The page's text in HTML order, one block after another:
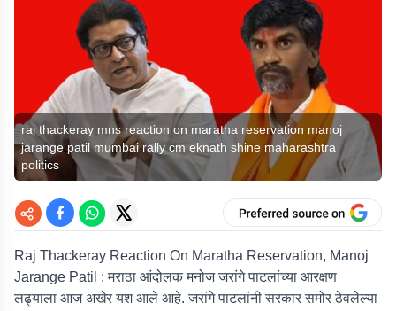
raj thackeray mns reaction on maratha reservation manoj
jarange patil mumbai rally cm eknath shine maharashtra
politics
Raj Thackeray Reaction On Maratha Reservation, Manoj
Jarange Patil : मराठा आंदोलक मनोज जरांगे पाटलांच्या आरक्षण
लढ्याला आज अखेर यश आले आहे. जरांगे पाटलांनी सरकार समोर ठेवलेल्या